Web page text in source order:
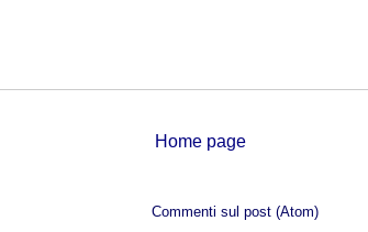
Home page
Commenti sul post (Atom)